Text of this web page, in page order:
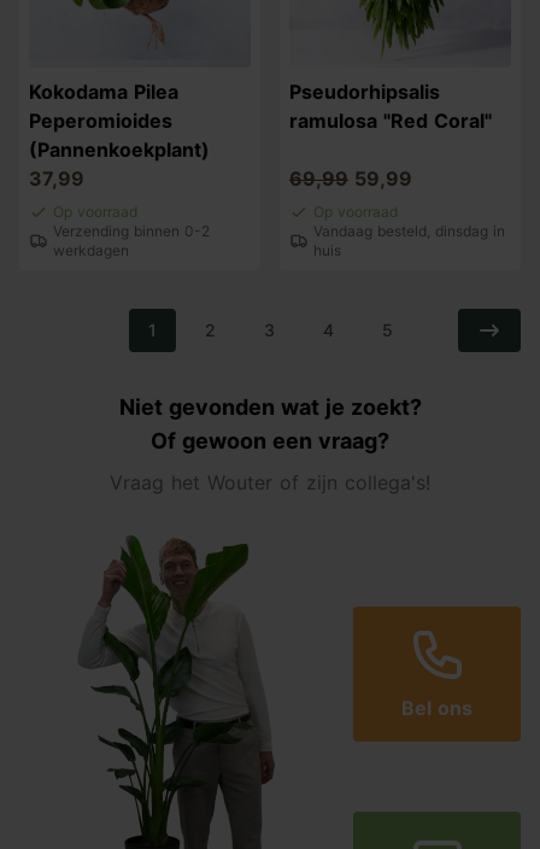
Kokodama Pilea
Peperomioides
(Pannenkoekplant)
37,99
Op voorraad
Verzending binnen 0-2
werkdagen
Pseudorhipsalis
ramulosa "Red Coral"
69,99 59,99
Op voorraad
Vandaag besteld, dinsdag in
huis
1 2 3 4 5
Niet gevonden wat je zoekt?
Of gewoon een vraag?
Vraag het Wouter of zijn collega's!
Bel ons